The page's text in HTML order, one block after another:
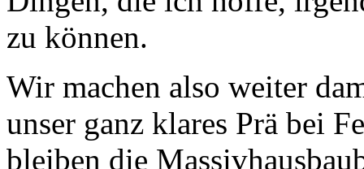
zu können.
Wir machen also weiter
unser ganz klares Prä bei
bleiben die